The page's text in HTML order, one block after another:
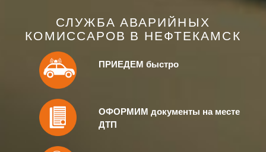
СЛУЖБА АВАРИЙНЫХ
КОМИССАРОВ В НЕФТЕКАМСК
ПРИЕДЕМ быстро
ОФОРМИМ документы на месте
ДТП